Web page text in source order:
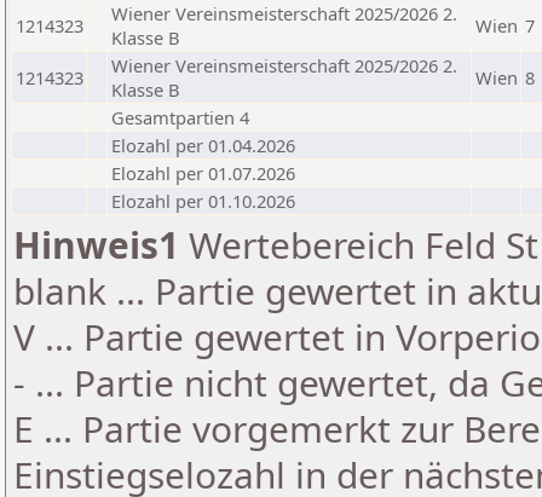
1214323
Wiener Vereinsmeisterschaft 2025/2026 2.
Klasse B
Wien 7
1214323
Wiener Vereinsmeisterschaft 2025/2026 2.
Klasse B
Wien 8
Gesamtpartien 4
Elozahl per 01.04.2026
Elozahl per 01.07.2026
Elozahl per 01.10.2026
Hinweis1 Wertebereich Feld
blank ... Partie gewertet in
V ... Partie gewertet in
- ... Partie nicht gewertet, da
E ... Partie vorgemerkt zur
Einstiegselozahl in der